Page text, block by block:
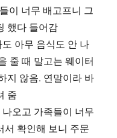
이 너무 배고프니 그
했다 들어감
아무 음식도 안 나
줄 때 말고는 웨이터
지 않음. 연말이라 바
줌
오고 가족들이 너무
서 확인해 보니 주문